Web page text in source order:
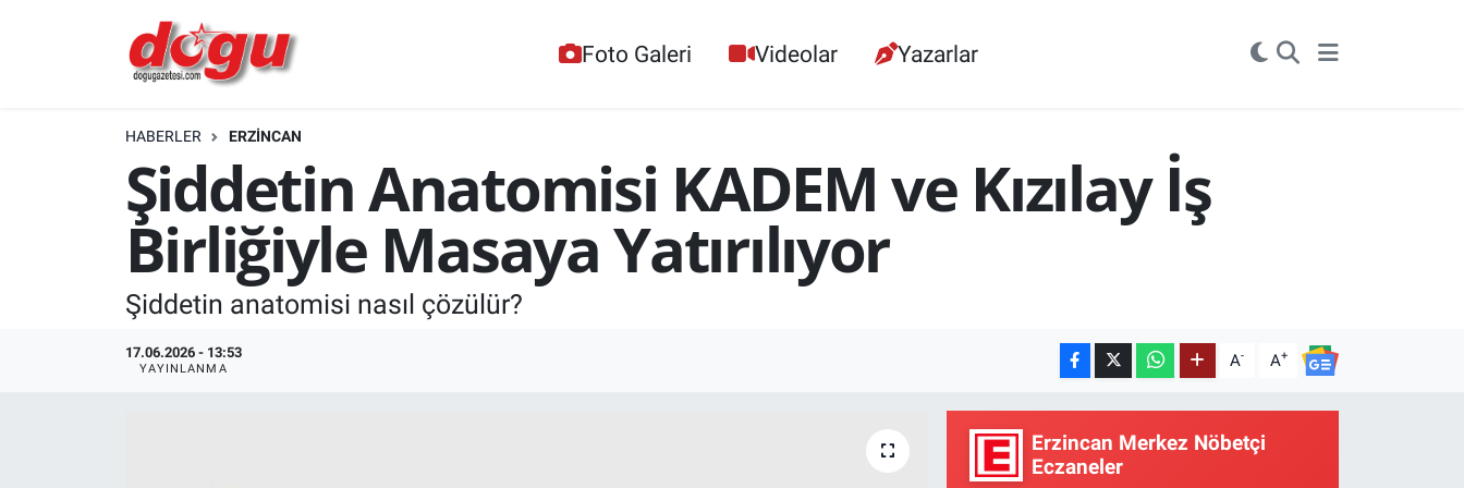
Foto Galeri Videolar Yazarlar
HABERLER ERZINCAN
Şiddetin Anatomisi KADEM ve Kızılay İş
Birliğiyle Masaya Yatırılıyor
Şiddetin anatomisi nasıl çözülür?
17.06.2026 - 13:53
YAYINLANMA A- A+
Erzincan Merkez Nöbetçi
Eczaneler
ERZINCAN
GÜNDEM
ERZİNCAN FOTOĞRAFLARI
EKONOMİ